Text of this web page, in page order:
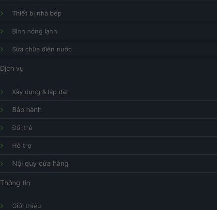
Thiết bị nhà bếp
Bình nóng lạnh
Sửa chữa điện nước
Dịch vụ
Xây dựng & lắp đặt
Bảo hành
Đổi trả
Hỗ trợ
Nội quy cửa hàng
Thông tin
Giới thiệu